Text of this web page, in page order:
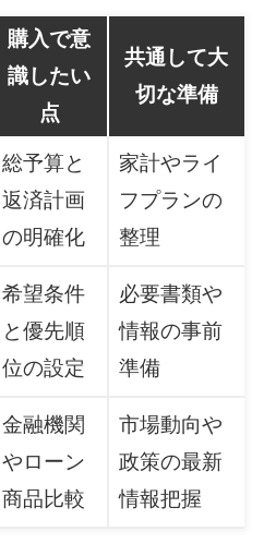
購入で意
識したい
点
共通して大
切な準備
総予算と
返済計画
の明確化
家計やライ
フプランの
整理
希望条件
と優先順
位の設定
必要書類や
情報の事前
準備
金融機関
やローン
商品比較
市場動向や
政策の最新
情報把握